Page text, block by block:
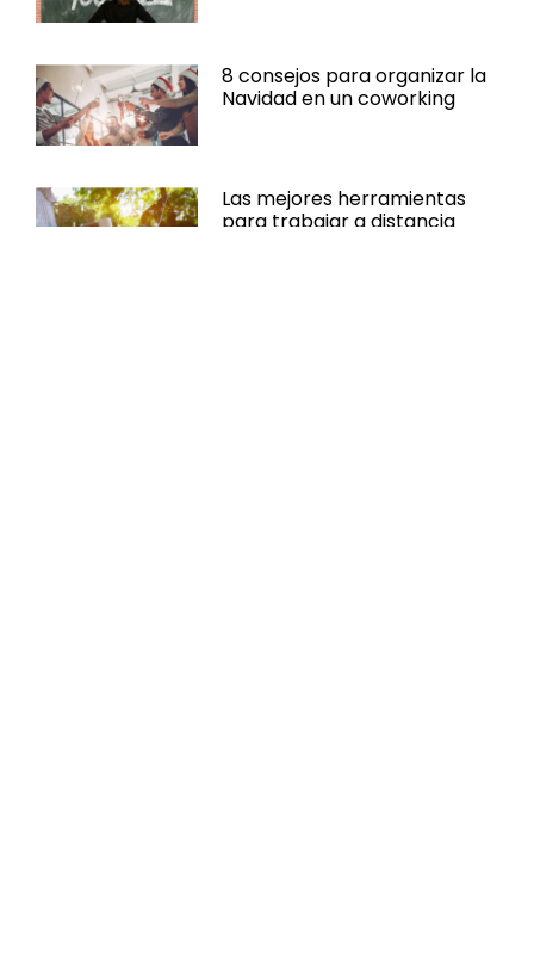
8 consejos para organizar la
Navidad en un coworking
Las mejores herramientas
para trabajar a distancia